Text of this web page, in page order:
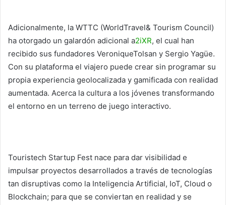
Adicionalmente, la WTTC (WorldTravel& Tourism Council)
ha otorgado un galardón adicional a2iXR, el cual han
recibido sus fundadores VeroniqueTolsan y Sergio Yagüe.
Con su plataforma el viajero puede crear sin programar su
propia experiencia geolocalizada y gamificada con realidad
aumentada. Acerca la cultura a los jóvenes transformando
el entorno en un terreno de juego interactivo.
Touristech Startup Fest nace para dar visibilidad e
impulsar proyectos desarrollados a través de tecnologías
tan disruptivas como la Inteligencia Artificial, IoT, Cloud o
Blockchain; para que se conviertan en realidad y se